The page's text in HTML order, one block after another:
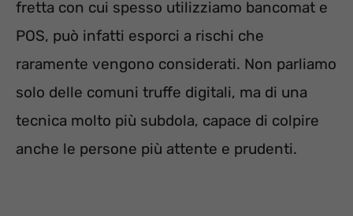
fretta con cui spesso utilizziamo bancomat e
POS, può infatti esporci a rischi che
raramente vengono considerati. Non parliamo
solo delle comuni truffe digitali, ma di una
tecnica molto più subdola, capace di colpire
anche le persone più attente e prudenti.